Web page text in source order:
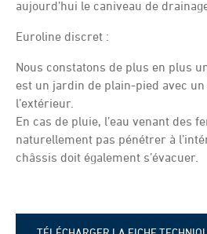
aujourd’hui le caniveau de
Euroline discret :
Nous constatons de plus en plus
est un jardin de plain-pied avec
l’extérieur.
En cas de pluie, l’eau venant des
naturellement pas pénétrer à
châssis doit également s’évacuer.